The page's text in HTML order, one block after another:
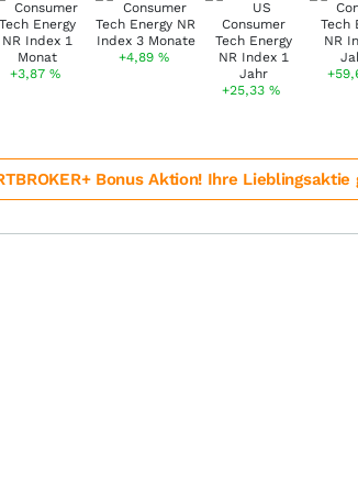
+3,87 %
+4,89 %
+25,33%
Bonus Aktion! Ihre Lieblingsaktie